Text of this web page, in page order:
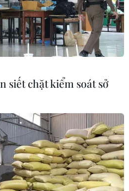
nhật thực
ngày 12/8
nghệ: Khi
mệnh mới
mới tiêu
siết chặt kiểm soát sở